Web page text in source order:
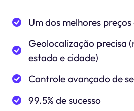
Um dos melhores
Geolocalização precisa
estado e cidade)
Controle avançado de
99.5% de sucesso